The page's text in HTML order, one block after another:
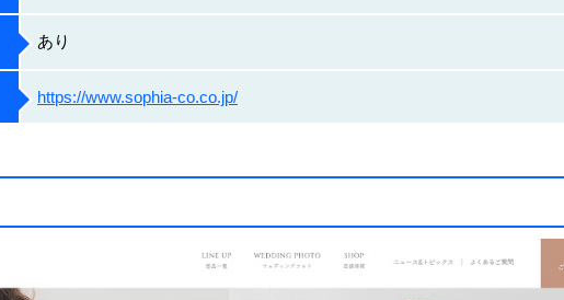
あり
https://www.sophia-co.co.jp/